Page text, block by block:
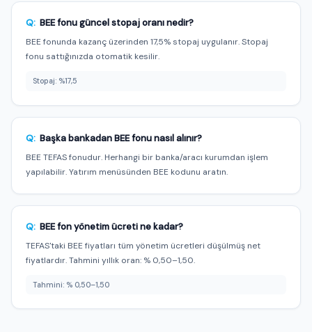
Q: BEE fonu güncel stopaj oranı nedir?
BEE fonunda kazanç üzerinden 17,5% stopaj uygulanır. Stopaj
fonu sattığınızda otomatik kesilir.
Stopaj: %17,5
Q: Başka bankadan BEE fonu nasıl alınır?
BEE TEFAS fonudur. Herhangi bir banka/aracı kurumdan işlem
yapılabilir. Yatırım menüsünden BEE kodunu aratın.
Q: BEE fon yönetim ücreti ne kadar?
TEFAS'taki BEE fiyatları tüm yönetim ücretleri düşülmüş net
fiyatlardır. Tahmini yıllık oran: % 0,50–1,50.
Tahmini: % 0,50–1,50